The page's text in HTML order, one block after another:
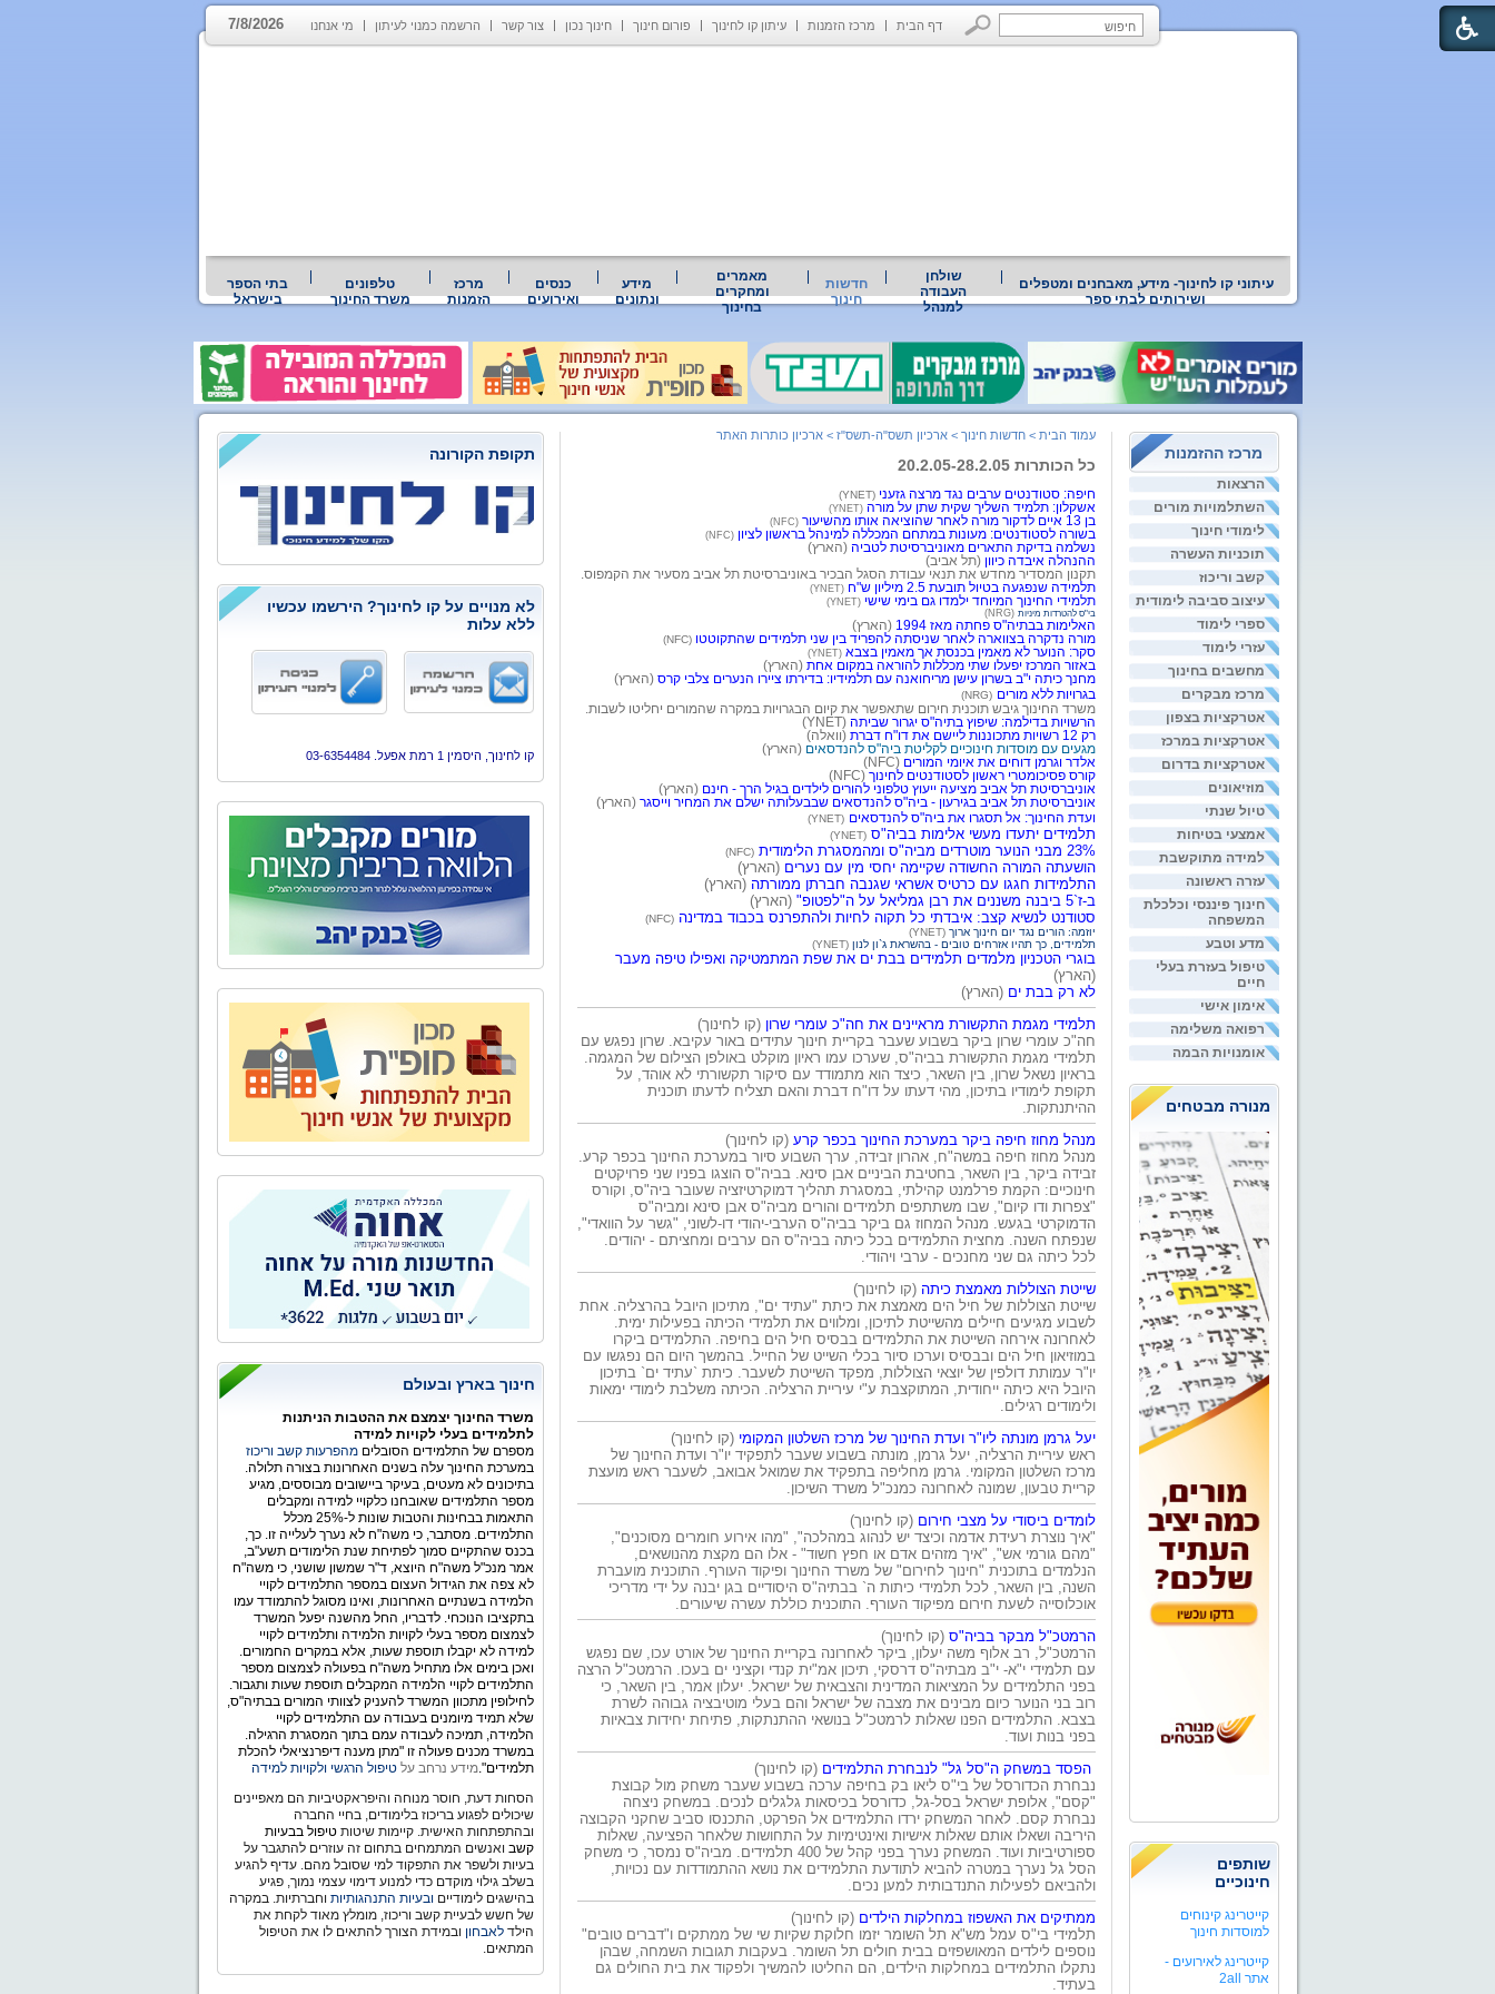
דף הבית מרכז הזמנות עיתון קו לחינוך פורום חינוך חינוך נכון צור קשר הרשמה כמנוי לעיתון מי אנחנו 7/8/2026
עיתוני קו לחינוך- מידע, מאבחנים ומטפלים
ושירותים לבתי ספר
שולחן
העבודה
למנהל
חדשות
חינוך
מאמרים
ומחקרים
בחינוך
מידע
ונתונים
כנסים
ואירועים
מרכז
הזמנות
טלפונים
משרד החינוך
בתי הספר
בישראל
מרכז ההזמנות
הרצאות
השתלמויות מורים
לימודי חינוך
תוכניות העשרה
קשב וריכוז
עיצוב סביבה לימודית
ספרי לימוד
עזרי לימוד
מחשבים בחינוך
מרכז מבקרים
אטרקציות בצפון
אטרקציות במרכז
אטרקציות בדרום
מוזיאונים
טיול שנתי
אמצעי בטיחות
למידה מתוקשבת
עזרה ראשונה
חינוך פיננסי וכלכלת
המשפחה
מדע וטבע
טיפול בעזרת בעלי
חיים
אימון אישי
רפואה משלימה
אומנויות הבמה
מנורה מבטחים
שותפים
חינוכיים
קייטרינג קינוחים
למוסדות חינוך
קייטרינג לאירועים -
אתר 2all
עמוד הבית > חדשות חינוך > ארכיון תשס"ה-תשס"ז > ארכיון כותרות האתר
כל הכותרות 20.2.05-28.2.05
חיפה: סטודנטים ערבים נגד מרצה גזעני (YNET)
אשקלון: תלמיד השליך שקית שתן על מורה (YNET)
בן 13 איים לדקור מורה לאחר שהוציאה אותו מהשיעור (NFC)
בשורה לסטודנטים: מעונות במתחם המכללה למינהל בראשון לציון (NFC)
נשלמה בדיקת התארים מאוניברסיטת לטביה (הארץ)
ההנהלה איבדה כיוון (תל אביב)
תקנון המסדיר מחדש את תנאי עבודת הסגל הבכיר באוניברסיטת תל אביב מסעיר את הקמפוס.
תלמידה שנפגעה בטיול תובעת 2.5 מיליון ש"ח
(YNET)
תלמידי החינוך המיוחד ילמדו גם בימי שישי (YNET)
בי"ס להטרדות מיניות (NRG)
האלימות בבתיה"ס פחתה מאז 1994
(הארץ)
מורה נדקרה בצווארה לאחר שניסתה להפריד בין שני תלמידים שהתקוטטו (NFC)
סקר: הנוער לא מאמין בכנסת אך מאמין בצבא (YNET)
באזור המרכז יפעלו שתי מכללות להוראה במקום אחת (הארץ)
מחנך כיתה י"ב בשרון עישן מריחואנה עם תלמידיו: בדירתו ציירו הנערים צלבי קרס (הארץ)
בגרויות ללא מורים (NRG)
משרד החינוך גיבש תוכנית חירום שתאפשר את קיום הבגרויות במקרה שהמורים יחליטו לשבות.
הרשויות בדילמה: שיפוץ בתיה"ס יגרור שביתה (YNET)
רק 12 רשויות מתכוננות ליישם את דו"ח דברת
(וואלה)
מגעים עם מוסדות חינוכיים לקליטת ביה"ס להנדסאים (הארץ)
אלדר וגרמן דוחים את איומי המורים (NFC)
קורס פסיכומטרי ראשון לסטודנטים לחינוך (NFC)
אוניברסיטת תל אביב מציעה ייעוץ טלפוני להורים לילדים בגיל הרך - חינם (הארץ)
אוניברסיטת תל אביב בגירעון - ביה"ס להנדסאים שבבעלותה ישלם את המחיר וייסגר (הארץ)
ועדת החינוך: אל תסגרו את ביה"ס להנדסאים (YNET)
תלמידים יתעדו מעשי אלימות בביה"ס (YNET)
23% מבני הנוער מוטרדים מביה"ס ומהמסגרת הלימודית (NFC)
הושעתה המורה החשודה שקיימה יחסי מין עם נערים (הארץ)
התלמידות חגגו עם כרטיס אשראי שגנבה חברתן ממורתה (הארץ)
ב-ז`5 ביבנה משננים את רבן גמליאל על ה"לפטופ"
(הארץ)
סטודנט לנשיא קצב: איבדתי כל תקוה לחיות ולהתפרנס בכבוד במדינה (NFC)
יוזמה: הורים נגד יום חינוך ארוך (YNET)
תלמידים, כך תהיו אזרחים טובים - בהשראת ג`ון לנון (YNET)
בוגרי הטכניון מלמדים תלמידים בבת ים את שפת המתמטיקה ואפילו טיפה מעבר
(הארץ)
לא רק בבת ים (הארץ)
תלמידי מגמת התקשורת מראיינים את חה"כ עומרי שרון (קו לחינוך)
חה"כ עומרי שרון ביקר בשבוע שעבר בקריית חינוך עתידים באור עקיבא. שרון נפגש עם
תלמידי מגמת התקשורת בביה"ס, שערכו עמו ראיון מוקלט באולפן הצילום של המגמה.
בראיון נשאל שרון, בין השאר, כיצד הוא מתמודד עם סיקור תקשורתי לא אוהד, על
תקופת לימודיו בתיכון, מהי דעתו על דו"ח דברת והאם תצליח לדעתו תוכנית
ההיתנתקות.
מנהל מחוז חיפה ביקר במערכת החינוך בכפר קרע (קו לחינוך)
מנהל מחוז חיפה במשה"ח, אהרון זבידה, ערך השבוע סיור במערכת החינוך בכפר קרע.
זבידה ביקר, בין השאר, בחטיבת הביניים אבן סינא. בביה"ס הוצגו בפניו שני פרויקטים
חינוכיים: הקמת פרלמנט קהילתי, במסגרת תהליך דמוקרטיזציה שעובר ביה"ס, וקורס
"צפרות ודו קיום", שבו משתתפים תלמידים והורים מביה"ס אבן סינא ומביה"ס
הדמוקרטי בגעש. מנהל המחוז גם ביקר בביה"ס הערבי-יהודי דו-לשוני, "גשר על הוואדי",
שנפתח השנה. מחצית התלמידים בכל כיתה בביה"ס הם ערבים ומחציתם - יהודים.
לכל כיתה גם שני מחנכים - ערבי ויהודי.
שייטת הצוללות מאמצת כיתה (קו לחינוך)
שייטת הצוללות של חיל הים מאמצת את כיתת "עתיד ים", מתיכון היובל בהרצליה. אחת
לשבוע מגיעים חיילים מהשייטת לתיכון, ומלווים את תלמידי הכיתה בפעילות ימית.
לאחרונה אירחה השייטת את התלמידים בבסיס חיל הים בחיפה. התלמידים ביקרו
במוזיאון חיל הים ובבסיס וערכו סיור בכלי השייט של החייל. בהמשך היום הם נפגשו עם
יו"ר עמותת דולפין של יוצאי הצוללות, מפקד השייטת לשעבר. כיתת `עתיד ים` בתיכון
היובל היא כיתה ייחודית, המתוקצבת ע"י עיריית הרצליה. הכיתה משלבת לימודי ימאות
ולימודים רגילים.
יעל גרמן מונתה ליו"ר ועדת החינוך של מרכז השלטון המקומי (קו לחינוך)
ראש עיריית הרצליה, יעל גרמן, מונתה בשבוע שעבר לתפקיד יו"ר ועדת החינוך של
מרכז השלטון המקומי. גרמן מחליפה בתפקיד את שמואל אבואב, לשעבר ראש מועצת
קריית טבעון, שמונה לאחרונה כמנכ"ל משרד השיכון.
לומדים ביסודי על מצבי חירום (קו לחינוך)
"איך נוצרת רעידת אדמה וכיצד יש לנהוג במהלכה", "מהו אירוע חומרים מסוכנים",
"מהם גורמי אש", "איך מזהים אדם או חפץ חשוד" - אלו הם מקצת מהנושאים,
הנלמדים בתוכנית "חינוך לחירום" של משרד החינוך ופיקוד העורף. התוכנית מועברת
השנה, בין השאר, לכל תלמידי כיתות ה` בבתיה"ס היסודיים בגן יבנה על ידי מדריכי
אוכלוסייה לשעת חירום מפיקוד העורף. התוכנית כוללת עשרה שיעורים.
הרמטכ"ל מבקר בביה"ס (קו לחינוך)
הרמטכ"ל, רב אלוף משה יעלון, ביקר לאחרונה בקריית החינוך של אורט עכו, שם נפגש
עם תלמידי י"א- י"ב מבתיה"ס דרסקי, תיכון אמ"ית קנדי וקציני ים בעכו. הרמטכ"ל הרצה
בפני התלמידים על המציאות המדינית והצבאית של ישראל. יעלון אמר, בין השאר, כי
רוב בני הנוער כיום מבינים את מצבה של ישראל והם בעלי מוטיבציה גבוהה לשרת
בצבא. התלמידים הפנו שאלות לרמטכ"ל בנושאי ההתנתקות, פתיחת יחידות צבאיות
בפני בנות ועוד.
הפסד במשחק ה"סל גל" לנבחרת התלמידים (קו לחינוך)
נבחרת הכדורסל של בי"ס ליאו בק בחיפה ערכה בשבוע שעבר משחק מול קבוצת
"קסם", אלופת ישראל בסל-גל, כדורסל בכיסאות גלגלים לנכים. במשחק ניצחה
נבחרת קסם. לאחר המשחק ירדו התלמידים אל הפרקט, התכנסו סביב שחקני הקבוצה
היריבה ושאלו אותם שאלות אישיות ואינטימיות על התחושות שלאחר הפציעה, שאלות
ספורטיביות ועוד. המשחק נערך בפני קהל של 400 תלמידים. מביה"ס נמסר, כי משחק
הסל גל נערך במטרה להביא לתודעת התלמידים את נושא ההתמודדות עם נכויות,
ולהביאם לפעילות התנדבותית למען נכים.
ממתיקים את האשפוז במחלקות הילדים (קו לחינוך)
תלמידי בי"ס עמל מש"א תל השומר יזמו חלוקת שקיות שי של ממתקים ו"דברים טובים"
נוספים לילדים המאושפזים בבית חולים תל השומר. בעקבות תגובות השמחה, שבהן
נתקלו התלמידים במחלקות הילדים, הם החליטו להמשיך ולפקוד את בית החולים גם
בעתיד.
תקופת הקורונה
לא מנויים על קו לחינוך? הירשמו עכשיו
ללא עלות
קו לחינוך, היסמין 1 רמת אפעל. 03-6354484
חינוך בארץ ובעולם
משרד החינוך יצמצם את ההטבות הניתנות
לתלמידים בעלי לקויות למידה
מספרם של התלמידים הסובלים מהפרעות קשב וריכוז
במערכת החינוך עלה בשנים האחרונות בצורה תלולה.
בתיכונים לא מעטים, בעיקר ביישובים מבוססים, מגיע
מספר התלמידים שאובחנו כלקויי למידה ומקבלים
התאמות בבחינות והטבות שונות ל-25% מכלל
התלמידים. מסתבר, כי משה"ח לא נערך לעלייה זו. כך,
בכנס שהתקיים סמוך לפתיחת שנת הלימודים תשע"ב,
אמר מנכ"ל משה"ח היוצא, ד"ר שמשון שושני, כי משה"ח
לא צפה את הגידול העצום במספר התלמידים לקויי
הלמידה בשנתיים האחרונות, ואינו מסוגל להתמודד עמו
בתקציבו הנוכחי. לדבריו, החל מהשנה יפעל המשרד
לצמצום מספר בעלי לקויות הלמידה ותלמידים לקויי
למידה לא יקבלו תוספת שעות, אלא במקרים החמורים.
ואכן בימים אלו מתחיל משה"ח בפעולה לצמצום מספר
התלמידים לקויי הלמידה המקבלים תוספת שעות ותגבור.
לחילופין מתכוון המשרד להעניק לצוותי המורים בבתיה"ס,
שלא תמיד מיומנים בעבודה עם התלמידים לקויי
הלמידה, תמיכה לעבודה עמם בתוך המסגרת הרגילה.
במשרד מכנים פעולה זו "מתן מענה דיפרנציאלי להכלת
תלמידים".מידע נרחב עלטיפול הרגשי ולקויות למידה
הסחות דעת, חוסר מנוחה והיפראקטיביות הם מאפיינים
שיכולים לפגוע בריכוז בלימודים, בחיי החברה
ובהתפתחות האישית. קיימות שיטותטיפול בבעיות
קשב ואנשים המתמחים בתחום זה עוזרים להתגבר על
בעיות ולשפר את התפקוד למי שסובל מהם. עדיף להגיע
בשלב גילוי מוקדם כדי למנוע דימוי עצמי נמוך, פגיע
בהישגים לימודייםובעיות התנהגותיות וחברתיות. במקרה
של חשש לבעיית קשב וריכוז, מומלץ מאוד לקחת את
הילדלאבחון ובמידת הצורך להתאים לו את הטיפול
המתאים.